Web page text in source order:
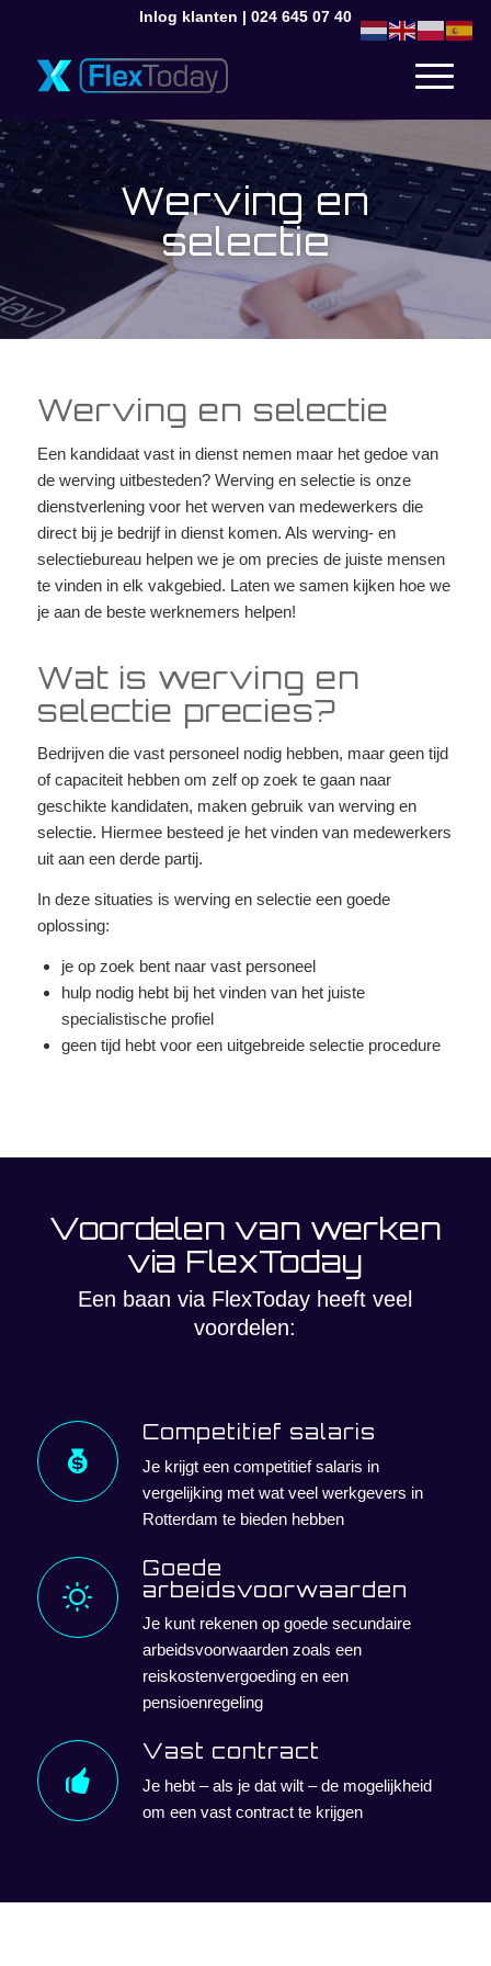
Inlog klanten | 024 645 07 40
Werving en
selectie
Werving en selectie
Een kandidaat vast in dienst nemen maar het gedoe van
de werving uitbesteden? Werving en selectie is onze
dienstverlening voor het werven van medewerkers die
direct bij je bedrijf in dienst komen. Als werving- en
selectiebureau helpen we je om precies de juiste mensen
te vinden in elk vakgebied. Laten we samen kijken hoe we
je aan de beste werknemers helpen!
Wat is werving en
selectie precies?
Bedrijven die vast personeel nodig hebben, maar geen tijd
of capaciteit hebben om zelf op zoek te gaan naar
geschikte kandidaten, maken gebruik van werving en
selectie. Hiermee besteed je het vinden van medewerkers
uit aan een derde partij.
In deze situaties is werving en selectie een goede
oplossing:
je op zoek bent naar vast personeel
hulp nodig hebt bij het vinden van het juiste
specialistische profiel
geen tijd hebt voor een uitgebreide selectie procedure
Voordelen van werken
via FlexToday
Een baan via FlexToday heeft veel
voordelen:
Competitief salaris
Je krijgt een competitief salaris in
vergelijking met wat veel werkgevers in
Rotterdam te bieden hebben
Goede
arbeidsvoorwaarden
Je kunt rekenen op goede secundaire
arbeidsvoorwaarden zoals een
reiskostenvergoeding en een
pensioenregeling
Vast contract
Je hebt – als je dat wilt – de mogelijkheid
om een vast contract te krijgen